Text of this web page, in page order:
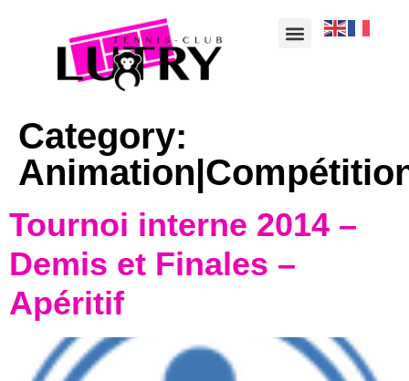
Category:
Tournoi interne 2014 –
Demis et Finales –
Apéritif